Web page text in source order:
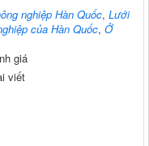
nghiệp Hàn Quốc, Lưới
của Hàn Quốc, Ở
giá
viết